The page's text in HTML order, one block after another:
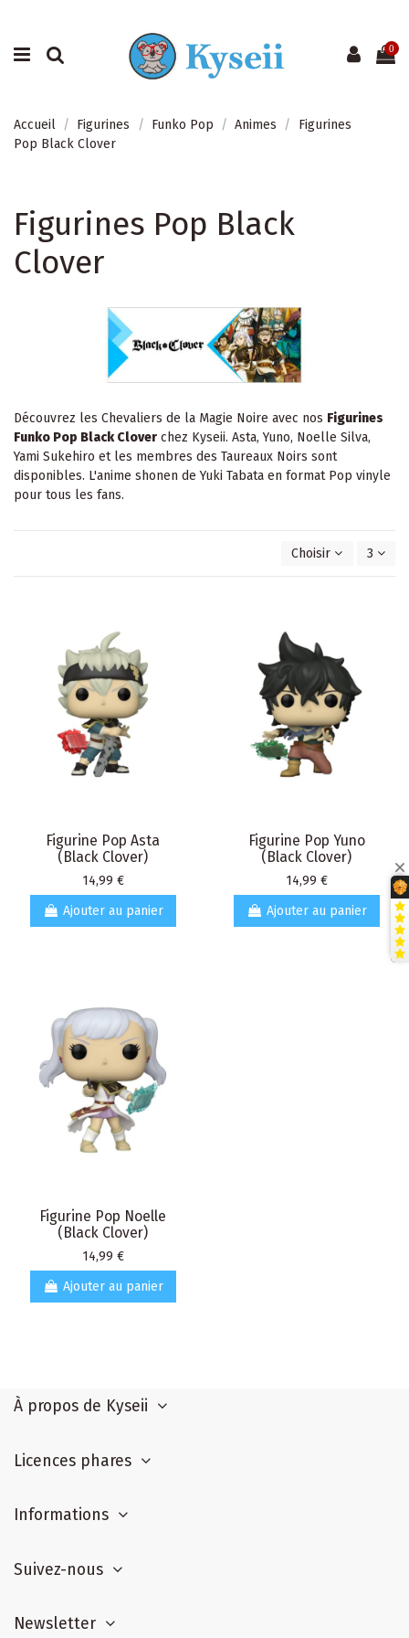
0
Accueil Figurines Funko Pop Animes
Figurines
Pop Black Clover
Figurines Pop Black
Clover
Découvrez les Chevaliers de la Magie Noire avec nos Figurines
Funko Pop Black Clover chez Kyseii. Asta, Yuno, Noelle Silva,
Yami Sukehiro et les membres des Taureaux Noirs sont
disponibles. L'anime shonen de Yuki Tabata en format Pop vinyle
pour tous les fans.
Choisir 3
Figurine Pop Asta
(Black Clover)
Prix
14,99 €
Ajouter au panier
Figurine Pop Yuno
(Black Clover)
Prix
14,99 €
Ajouter au panier
Figurine Pop Noelle
(Black Clover)
Prix
14,99 €
Ajouter au panier
À propos de Kyseii
Licences phares
Informations
Suivez-nous
Newsletter